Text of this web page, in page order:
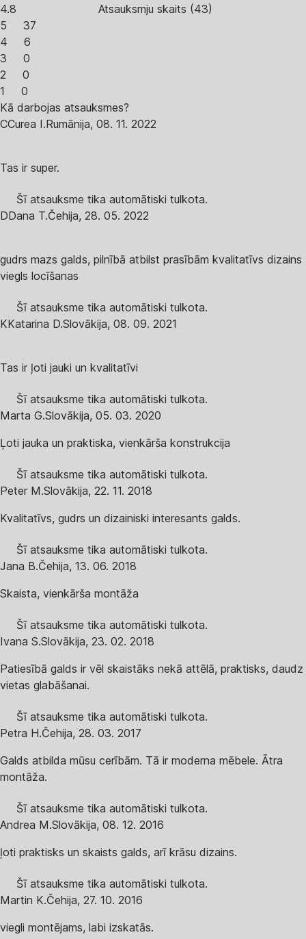
4.8 Atsauksmju skaits (43)
5
37
4
6
3
0
2
0
1
0
Kā darbojas atsauksmes?
CCurea I.Rumānija, 08. 11. 2022
Tas ir super.
Šī atsauksme tika automātiski tulkota.
DDana T.Čehija, 28. 05. 2022
gudrs mazs galds, pilnībā atbilst prasībām kvalitatīvs dizains
viegls locīšanas
Šī atsauksme tika automātiski tulkota.
KKatarina D.Slovākija, 08. 09. 2021
Tas ir ļoti jauki un kvalitatīvi
Šī atsauksme tika automātiski tulkota.
Marta G.Slovākija, 05. 03. 2020
Ļoti jauka un praktiska, vienkārša konstrukcija
Šī atsauksme tika automātiski tulkota.
Peter M.Slovākija, 22. 11. 2018
Kvalitatīvs, gudrs un dizainiski interesants galds.
Šī atsauksme tika automātiski tulkota.
Jana B.Čehija, 13. 06. 2018
Skaista, vienkārša montāža
Šī atsauksme tika automātiski tulkota.
Ivana S.Slovākija, 23. 02. 2018
Patiesībā galds ir vēl skaistāks nekā attēlā, praktisks, daudz
vietas glabāšanai.
Šī atsauksme tika automātiski tulkota.
Petra H.Čehija, 28. 03. 2017
Galds atbilda mūsu cerībām. Tā ir moderna mēbele. Ātra
montāža.
Šī atsauksme tika automātiski tulkota.
Andrea M.Slovākija, 08. 12. 2016
ļoti praktisks un skaists galds, arī krāsu dizains.
Šī atsauksme tika automātiski tulkota.
Martin K.Čehija, 27. 10. 2016
viegli montējams, labi izskatās.